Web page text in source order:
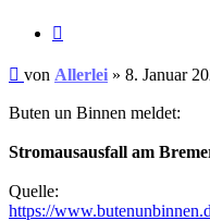
Ungelesener
von Allerlei » 8. Januar
Buten un Binnen meldet:
Stromausausfall am
Quelle:
https://